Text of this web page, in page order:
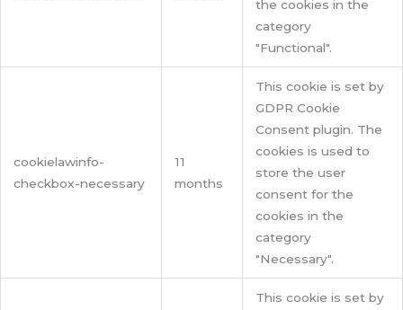
the cookies in the
category
"Functional".
cookielawinfo-
checkbox-necessary
11
months
This cookie is set by
GDPR Cookie
Consent plugin. The
cookies is used to
store the user
consent for the
cookies in the
category
"Necessary".
This cookie is set by